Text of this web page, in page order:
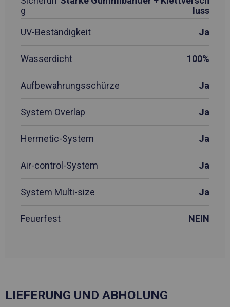
g
luss
UV-Beständigkeit
Ja
Wasserdicht 100%
Aufbewahrungsschürze Ja
System Overlap Ja
Hermetic-System Ja
Air-control-System Ja
System Multi-size Ja
Feuerfest NEIN
LIEFERUNG UND ABHOLUNG